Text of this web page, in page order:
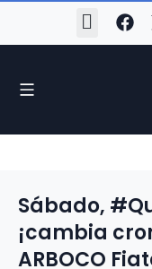
Sábado,
¡cambia
ARBOCO